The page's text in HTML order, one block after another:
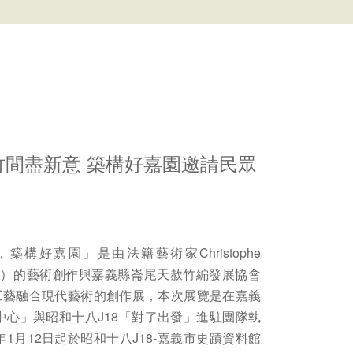
盡新意 築構好嘉園邀請民眾
築構好嘉園」是由法籍藝術家Christophe
的藝術創作與嘉義縣崙尾天赦竹編發展協會
融合現代藝術的創作展，本次展覽是在嘉義
」與昭和十八J18「對了出發」進駐團隊執
月12日起於昭和十八J18-嘉義市史蹟資料館